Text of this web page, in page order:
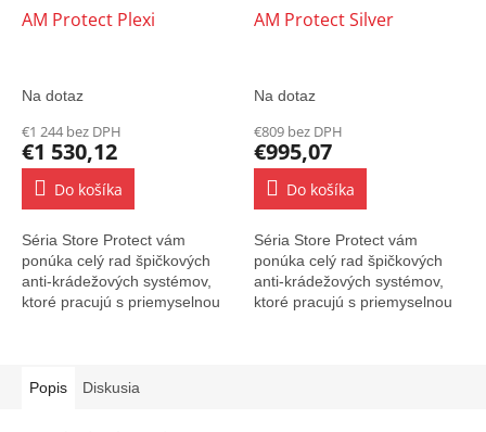
AM Protect Plexi
Na dotaz
€1 244 bez DPH
€1 530,12
Do košíka
Séria Store Protect vám
ponúka celý rad špičkových
anti-krádežových systémov,
ktoré pracujú s priemyselnou
AM Protect Silver
Na dotaz
€809 bez DPH
€995,07
Do košíka
Séria Store Protect vám
ponúka celý rad špičkových
anti-krádežových systémov,
ktoré pracujú s priemyselnou
Popis
Diskusia